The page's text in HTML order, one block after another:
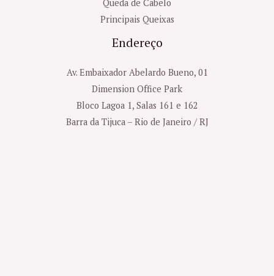
Queda de Cabelo
Principais Queixas
Endereço
Av. Embaixador Abelardo Bueno, 01
Dimension Office Park
Bloco Lagoa 1, Salas 161 e 162
Barra da Tijuca – Rio de Janeiro / RJ